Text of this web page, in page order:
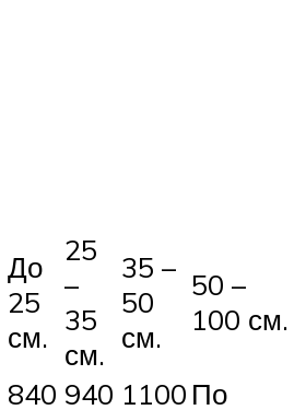
До
25
см.
25
–
35
см.
35 –
50
см.
50 –
100 см.
840 940 1100 По